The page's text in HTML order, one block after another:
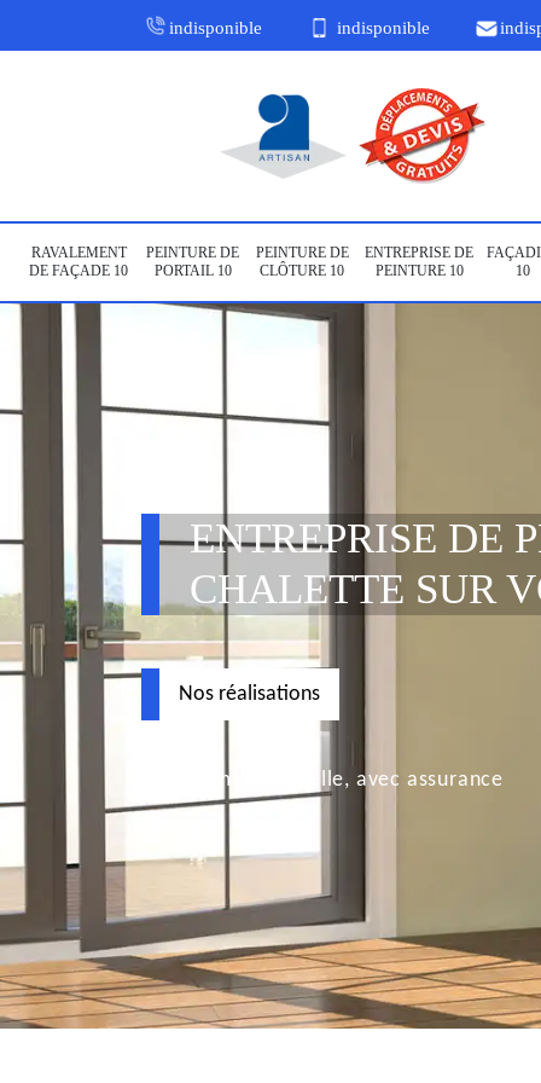
indisponible indisponible
RAVALEMENT
DE FAÇADE 10
PEINTURE DE
PORTAIL 10
PEINTURE DE
CLÔTURE 10
ENTREPRISE DE
PEINTURE 10
10
ENTREPRISE DE
CHALETTE SUR
Nos réalisations
Déplacement nacelle, avec assurance